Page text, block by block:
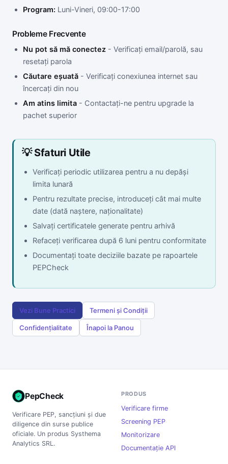
Program: Luni-Vineri, 09:00-17:00
Probleme Frecvente
Nu pot să mă conectez - Verificați email/parolă, sau
resetați parola
Căutare eșuată - Verificați conexiunea internet sau
încercați din nou
Am atins limita - Contactați-ne pentru upgrade la
pachet superior
💡 Sfaturi Utile
Verificați periodic utilizarea pentru a nu depăși
limita lunară
Pentru rezultate precise, introduceți cât mai multe
date (dată naștere, naționalitate)
Salvați certificatele generate pentru arhivă
Refaceți verificarea după 6 luni pentru conformitate
Documentați toate deciziile bazate pe rapoartele
PEPCheck
Vezi Bune Practici Termeni și Condiții
Confidențialitate Înapoi la Panou
PepCheck
Verificare PEP, sancțiuni și due
diligence din surse publice
oficiale. Un produs Systhema
Analytics SRL.
PRODUS
Verificare firme
Screening PEP
Monitorizare
Documentație API